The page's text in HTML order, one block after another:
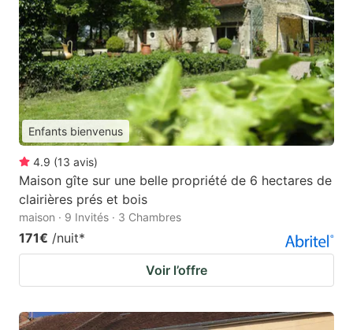
Enfants bienvenus
4.9 (13 avis)
Maison gîte sur une belle propriété de 6 hectares de
clairières prés et bois
maison · 9 Invités · 3 Chambres
171€ /nuit*
Voir l’offre